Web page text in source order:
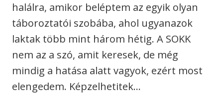
halálra, amikor beléptem az egyik olyan
táboroztatói szobába, ahol ugyanazok
laktak több mint három hétig. A SOKK
nem az a szó, amit keresek, de még
mindig a hatása alatt vagyok, ezért most
elengedem. Képzelhetitek…